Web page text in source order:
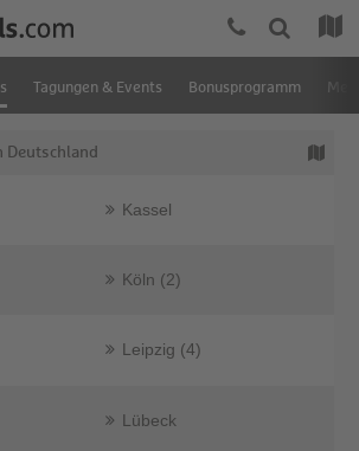
Tagungen & Events Bonusprogramm
Deutschland
Kassel
Köln (2)
Leipzig (4)
Lübeck